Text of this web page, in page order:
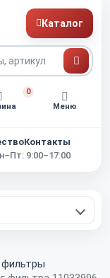
Каталог
0
Меню
Контакты
9:00–17:00